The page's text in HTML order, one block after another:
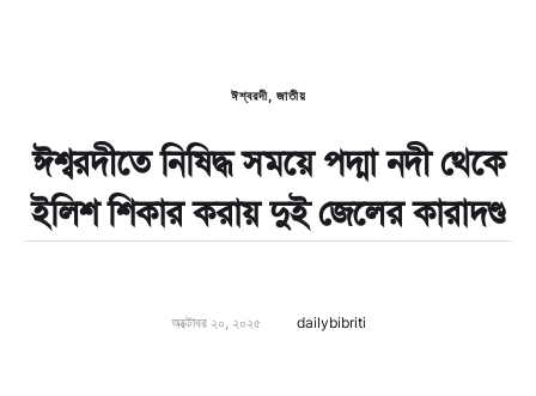
ঈশ্বরদী, জাতীয়
ঈশ্বরদীতে নিষিদ্ধ সময়ে পদ্মা নদী থেকে
ইলিশ শিকার করায় দুই জেলের কারাদণ্ড
অক্টোবর ২০, ২০২৫ dailybibriti